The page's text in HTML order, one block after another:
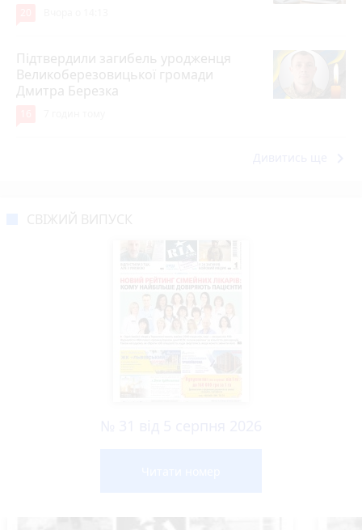
Підтвердили загибель уродженця
Великоберезовицької громади
Дмитра Березка